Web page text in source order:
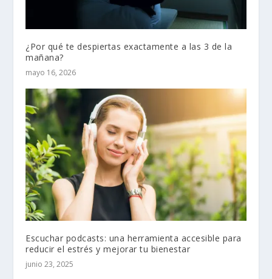
¿Por qué te despiertas exactamente a las 3 de la
mañana?
mayo 16, 2026
Escuchar podcasts: una herramienta accesible para
reducir el estrés y mejorar tu bienestar
junio 23, 2025